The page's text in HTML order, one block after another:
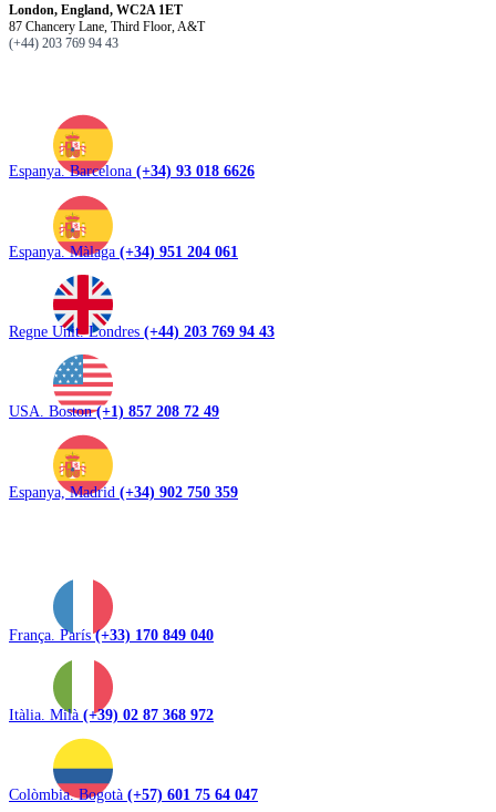
London, England, WC2A 1ET
87 Chancery Lane, Third Floor, A&T
(+44) 203 769 94 43
Espanya. Barcelona (+34) 93 018 6626
Espanya. Màlaga (+34) 951 204 061
Regne Unit. Londres (+44) 203 769 94 43
USA. Boston(+1) 857 208 72 49
Espanya, Madrid (+34) 902 750 359
França. París(+33) 170 849 040
Itàlia. Milà (+39) 02 87 368 972
Colòmbia. Bogotà (+57) 601 75 64 047